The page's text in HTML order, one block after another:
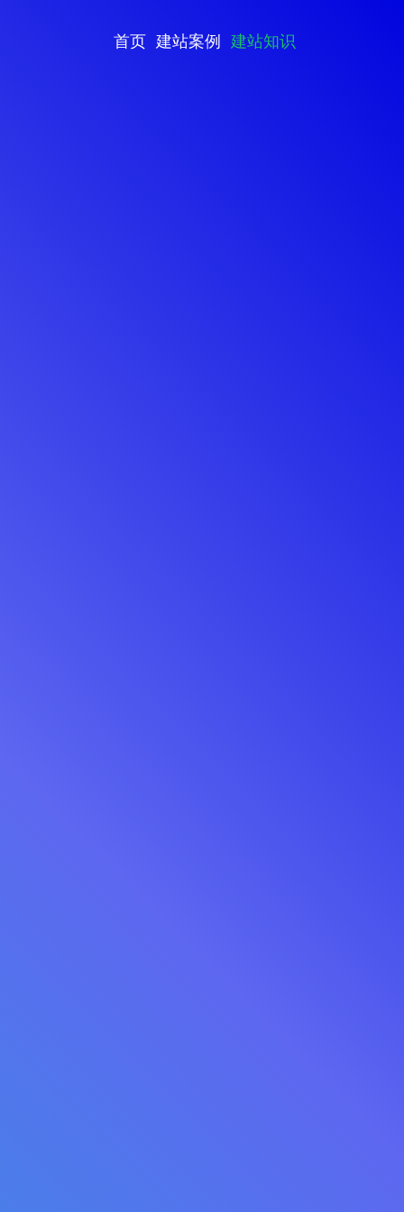
首页 建站案例 建站知识